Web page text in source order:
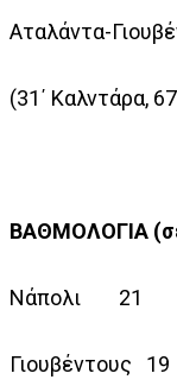
Αταλάντα-
(31΄ Καλντάρα,
ΒΑΘΜΟΛΟΓΙΑ
Νάπολι 21
Γιουβέντους 19